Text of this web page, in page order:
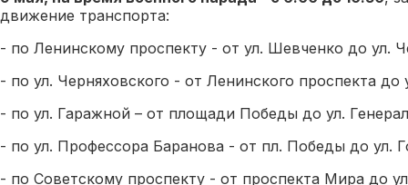
движение транспорта:
- по Ленинскому проспекту - от ул. Шевченко до ул.
- по ул. Черняховского - от Ленинского проспекта до
- по ул. Гаражной – от площади Победы до ул.
- по ул. Профессора Баранова - от пл. Победы до ул.
- по Советскому проспекту - от проспекта Мира до